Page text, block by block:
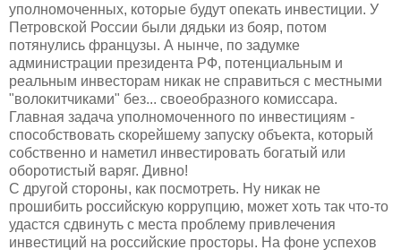
уполномоченных, которые будут опекать инвестиции. У
Петровской России были дядьки из бояр, потом
потянулись французы. А нынче, по задумке
администрации президента РФ, потенциальным и
реальным инвесторам никак не справиться с местными
"волокитчиками" без... своеобразного комиссара.
Главная задача уполномоченного по инвестициям -
способствовать скорейшему запуску объекта, который
собственно и наметил инвестировать богатый или
оборотистый варяг. Дивно!
С другой стороны, как посмотреть. Ну никак не
прошибить российскую коррупцию, может хоть так что-то
удастся сдвинуть с места проблему привлечения
инвестиций на российские просторы. На фоне успехов